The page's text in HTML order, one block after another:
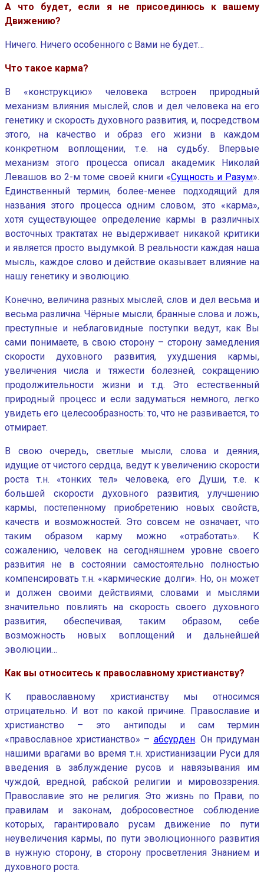
А что будет, если я не присоединюсь к вашему
Движению?
Ничего. Ничего особенного с Вами не будет…
Что такое карма?
В «конструкцию» человека встроен природный
механизм влияния мыслей, слов и дел человека на его
генетику и скорость духовного развития, и, посредством
этого, на качество и образ его жизни в каждом
конкретном воплощении, т.е. на судьбу. Впервые
механизм этого процесса описал академик Николай
Левашов во 2-м томе своей книги «Сущность и Разум».
Единственный термин, более-менее подходящий для
названия этого процесса одним словом, это «карма»,
хотя существующее определение кармы в различных
восточных трактатах не выдерживает никакой критики
и является просто выдумкой. В реальности каждая наша
мысль, каждое слово и действие оказывает влияние на
нашу генетику и эволюцию.
Конечно, величина разных мыслей, слов и дел весьма и
весьма различна. Чёрные мысли, бранные слова и ложь,
преступные и неблаговидные поступки ведут, как Вы
сами понимаете, в свою сторону – сторону замедления
скорости духовного развития, ухудшения кармы,
увеличения числа и тяжести болезней, сокращению
продолжительности жизни и т.д. Это естественный
природный процесс и если задуматься немного, легко
увидеть его целесообразность: то, что не развивается, то
отмирает.
В свою очередь, светлые мысли, слова и деяния,
идущие от чистого сердца, ведут к увеличению скорости
роста т.н. «тонких тел» человека, его Души, т.е. к
большей скорости духовного развития, улучшению
кармы, постепенному приобретению новых свойств,
качеств и возможностей. Это совсем не означает, что
таким образом карму можно «отработать». К
сожалению, человек на сегодняшнем уровне своего
развития не в состоянии самостоятельно полностью
компенсировать т.н. «кармические долги». Но, он может
и должен своими действиями, словами и мыслями
значительно повлиять на скорость своего духовного
развития, обеспечивая, таким образом, себе
возможность новых воплощений и дальнейшей
эволюции…
Как вы относитесь к православному христианству?
К православному христианству мы относимся
отрицательно. И вот по какой причине. Православие и
христианство – это антиподы и сам термин
«православное христианство» – абсурден. Он придуман
нашими врагами во время т.н. христианизации Руси для
введения в заблуждение русов и навязывания им
чуждой, вредной, рабской религии и мировоззрения.
Православие это не религия. Это жизнь по Прави, по
правилам и законам, добросовестное соблюдение
которых, гарантировало русам движение по пути
неувеличения кармы, по пути эволюционного развития
в нужную сторону, в сторону просветления Знанием и
духовного роста.